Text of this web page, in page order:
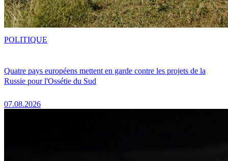
Quatre pays européens mettent en garde contre les projets de la
Russie pour l'Ossétie du Sud
07.08.2026
POLITIQUE